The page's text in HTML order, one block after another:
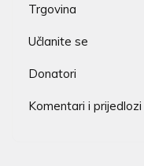
Trgovina
Učlanite se
Donatori
Komentari i prijedlozi